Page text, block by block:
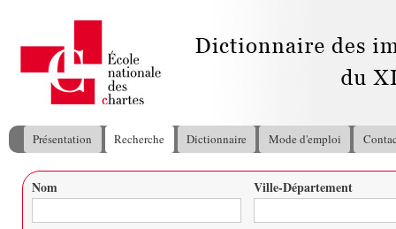
Menu principal
Présentation Recherche Dictionnaire Mode d'emploi
Vous êtes ici
Nom Ville-Département